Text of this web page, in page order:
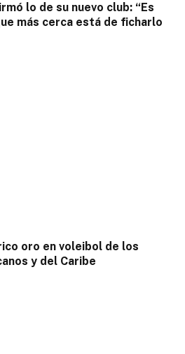
lo de su nuevo club: “Es
más cerca está de ficharlo
oro en voleibol de los
y del Caribe